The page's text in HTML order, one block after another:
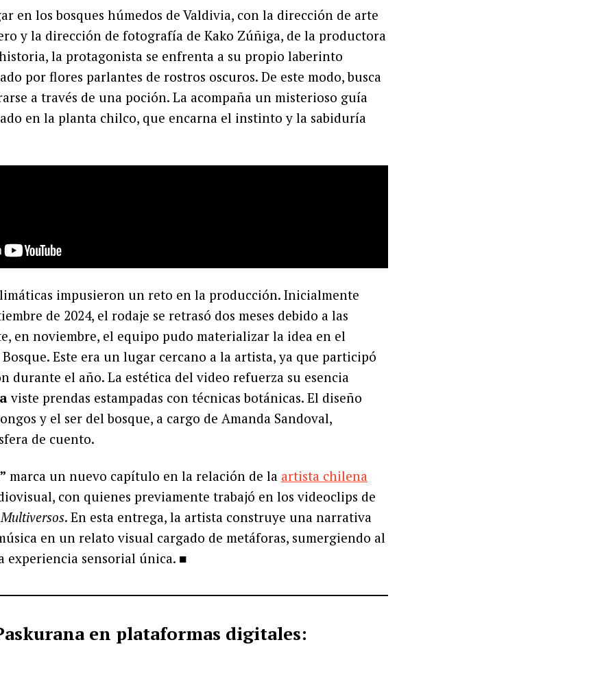
en los bosques húmedos de Valdivia, con la dirección de arte
y la dirección de fotografía de Kako Zúñiga, de la productora
la protagonista se enfrenta a su propio laberinto
por flores parlantes de rostros oscuros. De este modo, busca
a través de una poción. La acompaña un misterioso guía
en la planta chilco, que encarna el instinto y la sabiduría
impusieron un reto en la producción. Inicialmente
de 2024, el rodaje se retrasó dos meses debido a las
en noviembre, el equipo pudo materializar la idea en el
Este era un lugar cercano a la artista, ya que participó
durante el año. La estética del video refuerza su esencia
viste prendas estampadas con técnicas botánicas. El diseño
y el ser del bosque, a cargo de Amanda Sandoval,
de cuento.
marca un nuevo capítulo en la relación de la artista chilena
con quienes previamente trabajó en los videoclips de
Multiversos. En esta entrega, la artista construye una narrativa
en un relato visual cargado de metáforas, sumergiendo al
experiencia sensorial única. ■
en plataformas digitales: